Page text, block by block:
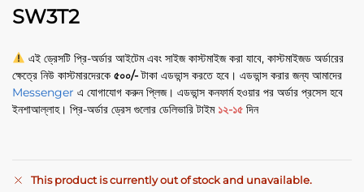
SW3T2
এই ড্রেসটি প্রি-অর্ডার আইটেম এবং সাইজ কাস্টমাইজ করা যাবে, কাস্টমাইজড অর্ডারের
ক্ষেত্রে নিউ কাস্টমারদেরকে ৫০০/-টাকা এডভান্স করতে হবে। এডভান্স করার জন্য আমাদের
Messenger এ যোগাযোগ করুন প্লিজ। এডভান্স কনফার্ম হওয়ার পর অর্ডার প্রসেস হবে
ইনশাআল্লাহ। প্রি-অর্ডার ড্রেস গুলোর ডেলিভারি টাইম ১২-১৫ দিন
This product is currently out of stock and unavailable.